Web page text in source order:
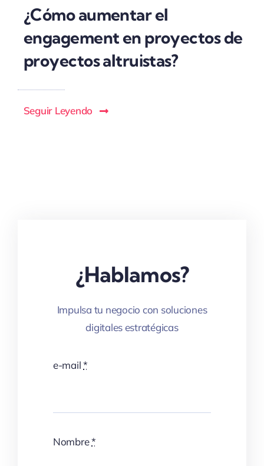
¿Cómo aumentar el
engagement en proyectos de
proyectos altruistas?
Seguir Leyendo
¿Hablamos?
Impulsa tu negocio con soluciones
digitales estratégicas
e-mail*
Nombre*